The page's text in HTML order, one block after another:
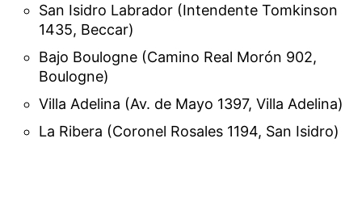
San Isidro Labrador (Intendente Tomkinson
1435, Beccar)
Bajo Boulogne (Camino Real Morón 902,
Boulogne)
Villa Adelina (Av. de Mayo 1397, Villa Adelina)
La Ribera (Coronel Rosales 1194, San Isidro)